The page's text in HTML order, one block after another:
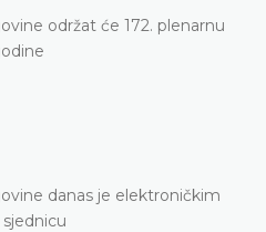
održat će 172. plenarnu
danas je elektroničkim